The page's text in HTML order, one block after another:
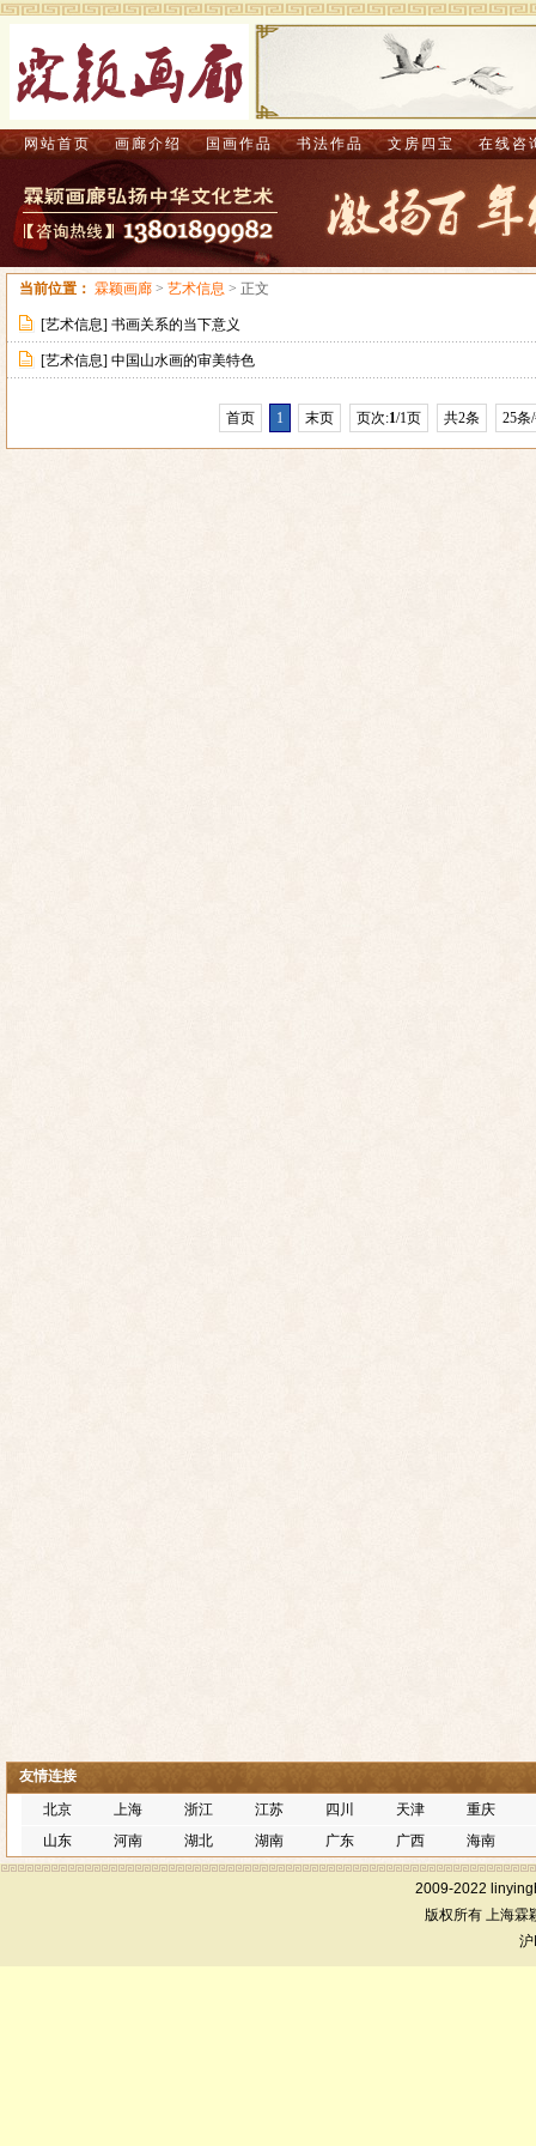
网站首页 画廊介绍 国画作品 书法作品 文房四宝 在线咨
当前位置： 霖颖画廊 > 艺术信息 > 正文
[艺术信息] 书画关系的当下意义
[艺术信息] 中国山水画的审美特色
首页 1 末页 页次:1/1页 共2条 25条
友情连接
北京
上海 浙江 江苏 四川 天津
重庆
山东
河南 湖北 湖南 广东 广西 海南
2009-2022
版权所有 上海霖